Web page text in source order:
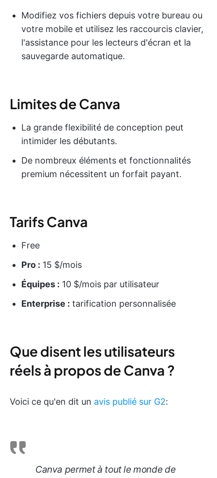
Modifiez vos fichiers depuis votre bureau ou
votre mobile et utilisez les raccourcis clavier,
l'assistance pour les lecteurs d'écran et la
sauvegarde automatique.
Limites de Canva
La grande flexibilité de conception peut
intimider les débutants.
De nombreux éléments et fonctionnalités
premium nécessitent un forfait payant.
Tarifs Canva
Free
Pro : 15 $/mois
Équipes : 10 $/mois par utilisateur
Enterprise : tarification personnalisée
Que disent les utilisateurs
réels à propos de Canva ?
Voici ce qu'en dit un avis publié sur G2:
Canva permet à tout le monde de